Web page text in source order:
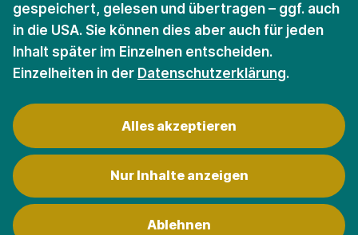
gespeichert, gelesen und übertragen – ggf. auch
in die USA. Sie können dies aber auch für jeden
Inhalt später im Einzelnen entscheiden.
Einzelheiten in der Datenschutzerklärung.
Alles akzeptieren
Nur Inhalte anzeigen
Ablehnen
Für den Newsletter anmelden
Datenschutz